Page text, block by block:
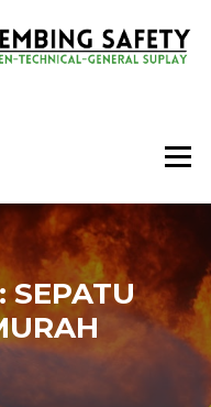
Menu
SEPATU